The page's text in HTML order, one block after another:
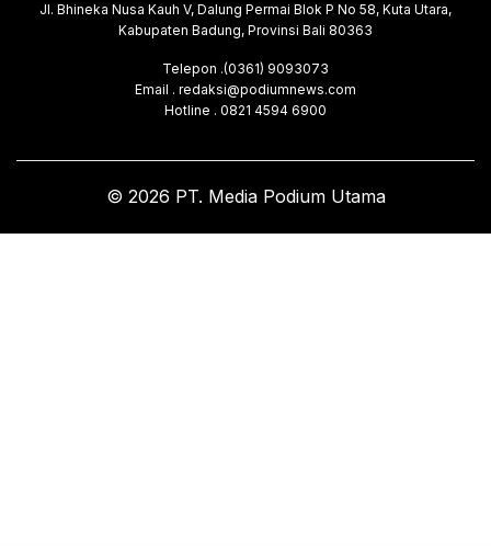
Jl. Bhineka Nusa Kauh V, Dalung Permai Blok P No 58, Kuta Utara,
Kabupaten Badung, Provinsi Bali 80363
Telepon .(0361) 9093073
Email . redaksi@podiumnews.com
Hotline . 0821 4594 6900
© 2026 PT. Media Podium Utama